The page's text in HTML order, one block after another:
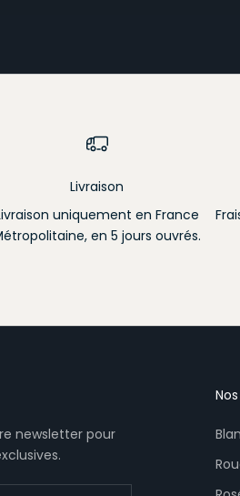
Livraison
uniquement en France
en 5 jours ouvrés.
newsletter pour